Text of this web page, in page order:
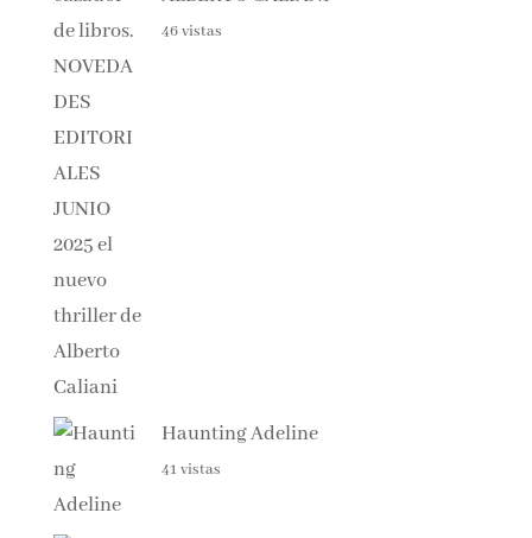
46 vistas
Haunting Adeline
41 vistas